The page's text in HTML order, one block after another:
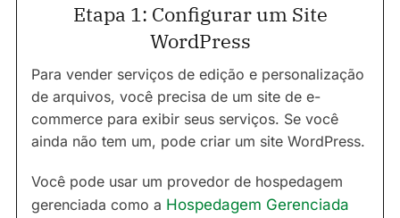
Etapa 1: Configurar um Site
WordPress
Para vender serviços de edição e personalização
de arquivos, você precisa de um site de e-
commerce para exibir seus serviços. Se você
ainda não tem um, pode criar um site WordPress.
Você pode usar um provedor de hospedagem
gerenciada como a Hospedagem Gerenciada